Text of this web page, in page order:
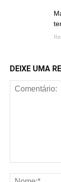
DEIXE UMA